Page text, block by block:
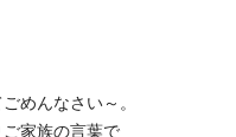
めんなさい～。
家族の言葉で